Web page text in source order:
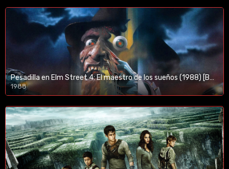
Pesadilla en Elm Street 4: El maestro de los sueños (1988) [BR-RIP] [HD-1080p]
1988